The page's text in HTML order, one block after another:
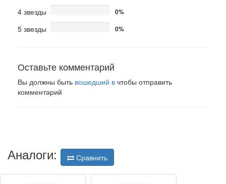
4 звезды 0%
5 звезды 0%
Оставьте комментарий
Вы должны быть вошедший в чтобы отправить
комментарий
Аналоги: Сравнить